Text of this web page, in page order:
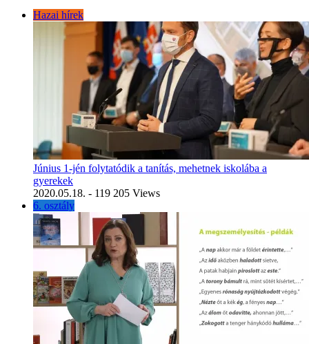
Hazai hírek
Június 1-jén folytatódik a tanítás, mehetnek iskolába a
gyerekek
2020.05.18. - 119 205 Views
6. osztály